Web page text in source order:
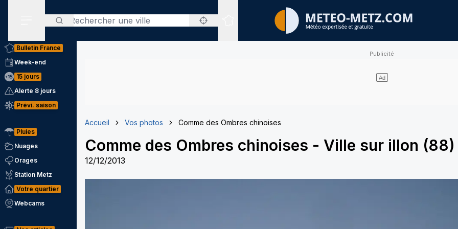
Rechercher
Sites expertisés
Bulletin France
Week-end
15 jours
Alerte 8 jours
Prévi. saison
Pluies
Nuages
Orages
Station Metz
Votre quartier
Webcams
Accueil Vos photos Comme des Ombres chinoises
Comme des Ombres chinoises - Ville sur illon (88)
12/12/2013